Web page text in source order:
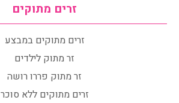
זרים מתוקים
זרים מתוקים במבצע
זר מתוק לילדים
זר מתוק פררו רושה
זרים מתוקים ללא סוכר